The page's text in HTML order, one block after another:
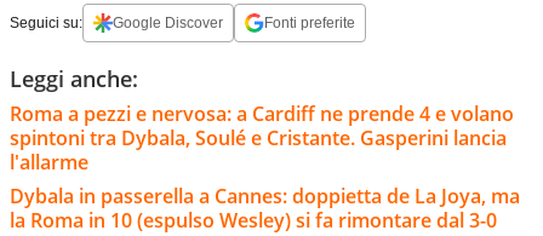
Seguici su: Google Discover Fonti preferite
Leggi anche:
Roma a pezzi e nervosa: a Cardiff ne prende 4 e volano
spintoni tra Dybala, Soulé e Cristante. Gasperini lancia
l'allarme
Dybala in passerella a Cannes: doppietta de La Joya, ma
la Roma in 10 (espulso Wesley) si fa rimontare dal 3-0